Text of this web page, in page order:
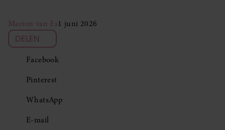
Marion van Es1 juni 2026
DELEN
Facebook
Pinterest
WhatsApp
E-mail